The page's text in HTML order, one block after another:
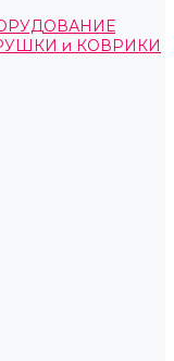
и КОВРИКИ